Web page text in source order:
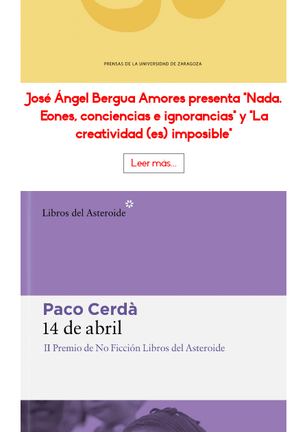
José Ángel Bergua Amores presenta "Nada.
Eones, conciencias e ignorancias" y "La
creatividad (es) imposible"
Leer más...